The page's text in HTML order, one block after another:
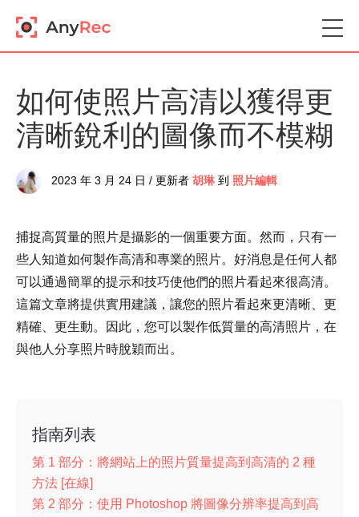
如何使照片高清以獲得更
清晰銳利的圖像而不模糊
2023 年 3 月 24 日 / 更新者 胡琳 到 照片編輯
捕捉高質量的照片是攝影的一個重要方面。然而，只有一
些人知道如何製作高清和專業的照片。好消息是任何人都
可以通過簡單的提示和技巧使他們的照片看起來很高清。
這篇文章將提供實用建議，讓您的照片看起來更清晰、更
精確、更生動。因此，您可以製作低質量的高清照片，在
與他人分享照片時脫穎而出。
指南列表
第 1 部分：將網站上的照片質量提高到高清的 2 種
方法 [在線]
第 2 部分：使用 Photoshop 將圖像分辨率提高到高